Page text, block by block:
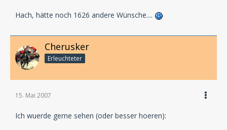
Hach, hätte noch 1626 andere Wünsche....
Cherusker
Erleuchteter
15. Mai 2007
Ich wuerde gerne sehen (oder besser hoeren):